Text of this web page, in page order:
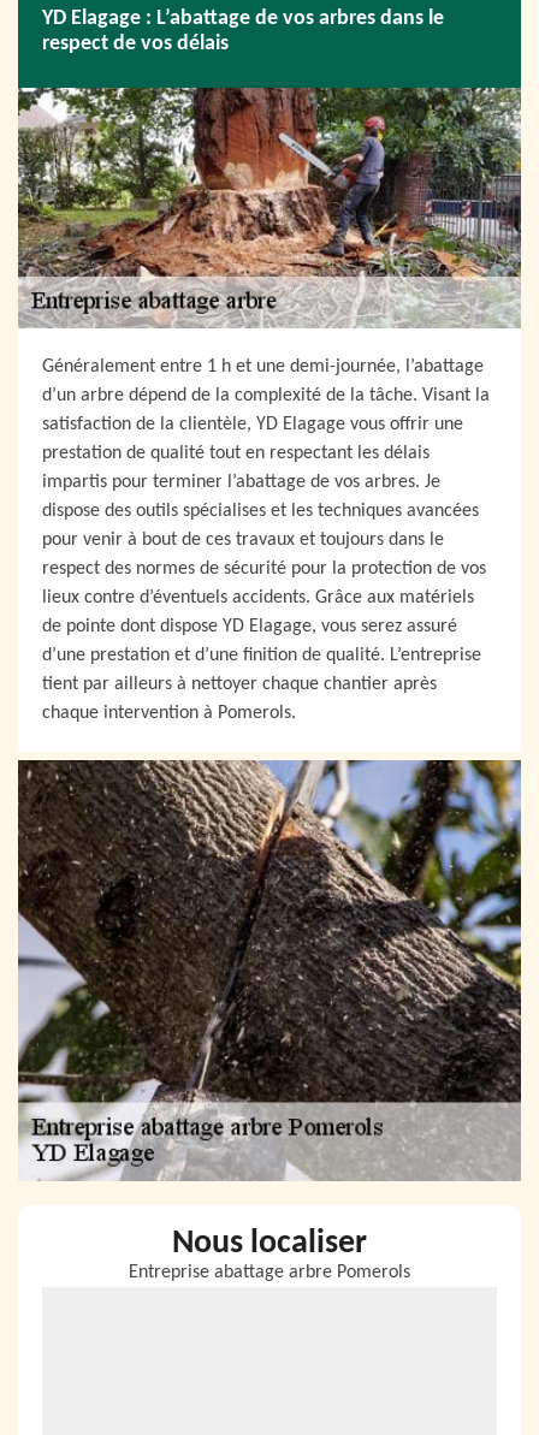
YD Elagage : L’abattage de vos arbres dans le
respect de vos délais
Généralement entre 1 h et une demi-journée, l’abattage
d’un arbre dépend de la complexité de la tâche. Visant la
satisfaction de la clientèle, YD Elagage vous offrir une
prestation de qualité tout en respectant les délais
impartis pour terminer l’abattage de vos arbres. Je
dispose des outils spécialises et les techniques avancées
pour venir à bout de ces travaux et toujours dans le
respect des normes de sécurité pour la protection de vos
lieux contre d’éventuels accidents. Grâce aux matériels
de pointe dont dispose YD Elagage, vous serez assuré
d’une prestation et d’une finition de qualité. L’entreprise
tient par ailleurs à nettoyer chaque chantier après
chaque intervention à Pomerols.
Nous localiser
Entreprise abattage arbre Pomerols